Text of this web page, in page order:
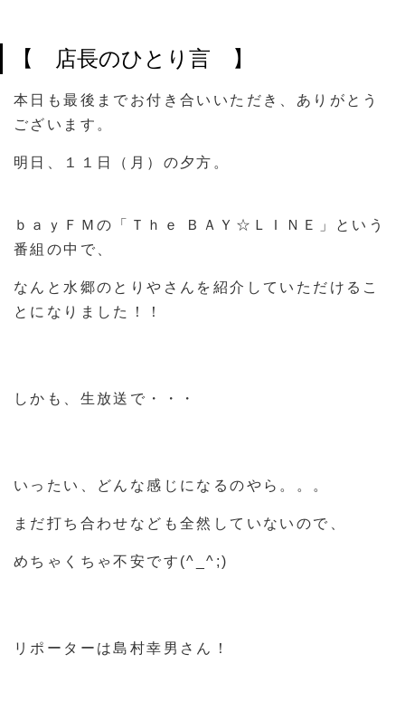
【 店長のひとり言 】
本日も最後までお付き合いいただき、ありがとう
ございます。
明日、１１日（月）の夕方。
ｂａｙＦＭの「Ｔｈｅ ＢＡＹ☆ＬＩＮＥ」という
番組の中で、
なんと水郷のとりやさんを紹介していただけるこ
とになりました！！
しかも、生放送で・・・
いったい、どんな感じになるのやら。。。
まだ打ち合わせなども全然していないので、
めちゃくちゃ不安です(^_^;)
リポーターは島村幸男さん！